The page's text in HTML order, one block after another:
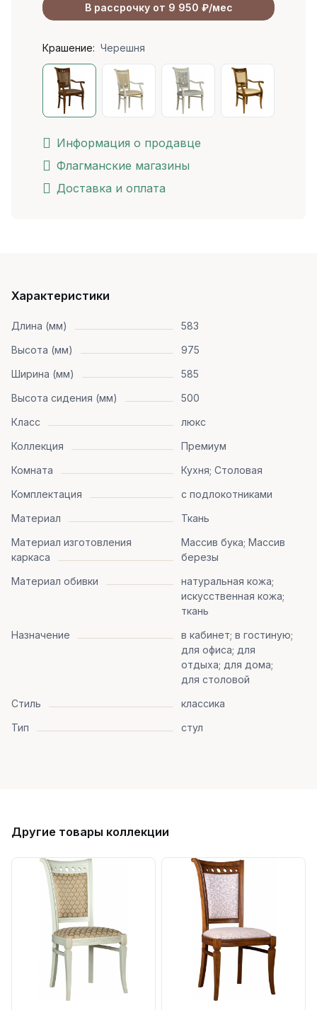
В рассрочку от 9 950 ₽/мес
Крашение: Черешня
Информация о продавце
Флагманские магазины
Доставка и оплата
Характеристики
Длина (мм)
583
Высота (мм)
975
Ширина (мм)
585
Высота сидения (мм)
500
Класс
люкс
Коллекция
Премиум
Комната
Кухня; Столовая
Комплектация
с подлокотниками
Материал
Ткань
Материал изготовления
каркаса
Массив бука; Массив
березы
Материал обивки
натуральная кожа;
искусственная кожа;
ткань
Назначение
в кабинет; в гостиную;
для офиса; для
отдыха; для дома;
для столовой
Стиль
классика
Тип
стул
Другие товары коллекции